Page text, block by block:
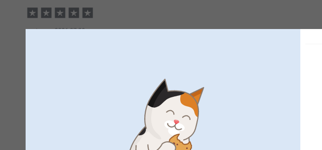
customer, 2026-07-30